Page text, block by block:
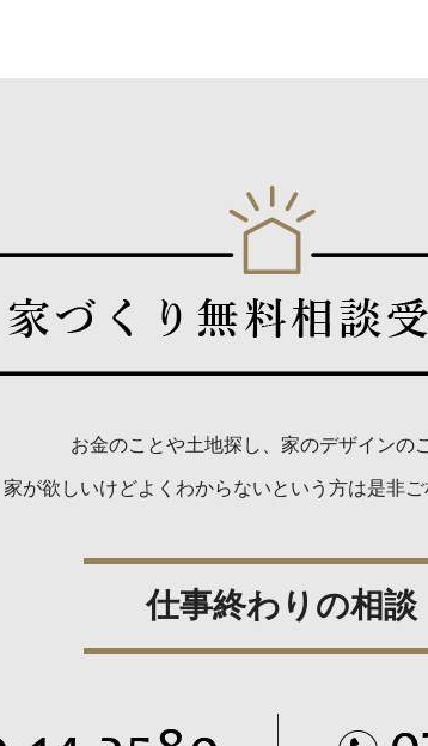
お金のことや土地探し、家のデザインの
家が欲しいけどよくわからないという方は是非ご
仕事終わりの相談